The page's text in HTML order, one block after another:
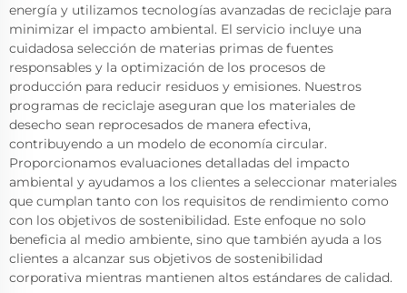
energía y utilizamos tecnologías avanzadas de reciclaje para
minimizar el impacto ambiental. El servicio incluye una
cuidadosa selección de materias primas de fuentes
responsables y la optimización de los procesos de
producción para reducir residuos y emisiones. Nuestros
programas de reciclaje aseguran que los materiales de
desecho sean reprocesados de manera efectiva,
contribuyendo a un modelo de economía circular.
Proporcionamos evaluaciones detalladas del impacto
ambiental y ayudamos a los clientes a seleccionar materiales
que cumplan tanto con los requisitos de rendimiento como
con los objetivos de sostenibilidad. Este enfoque no solo
beneficia al medio ambiente, sino que también ayuda a los
clientes a alcanzar sus objetivos de sostenibilidad
corporativa mientras mantienen altos estándares de calidad.